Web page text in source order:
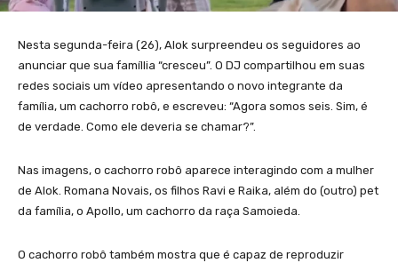
Nesta segunda-feira (26), Alok surpreendeu os seguidores ao
anunciar que sua famíllia “cresceu”. O DJ compartilhou em suas
redes sociais um vídeo apresentando o novo integrante da
família, um cachorro robô, e escreveu: “Agora somos seis. Sim, é
de verdade. Como ele deveria se chamar?”.
Nas imagens, o cachorro robô aparece interagindo com a mulher
de Alok. Romana Novais, os filhos Ravi e Raika, além do (outro) pet
da família, o Apollo, um cachorro da raça Samoieda.
O cachorro robô também mostra que é capaz de reproduzir